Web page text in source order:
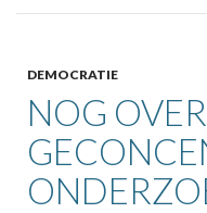
DEMOCRATIE
NOG